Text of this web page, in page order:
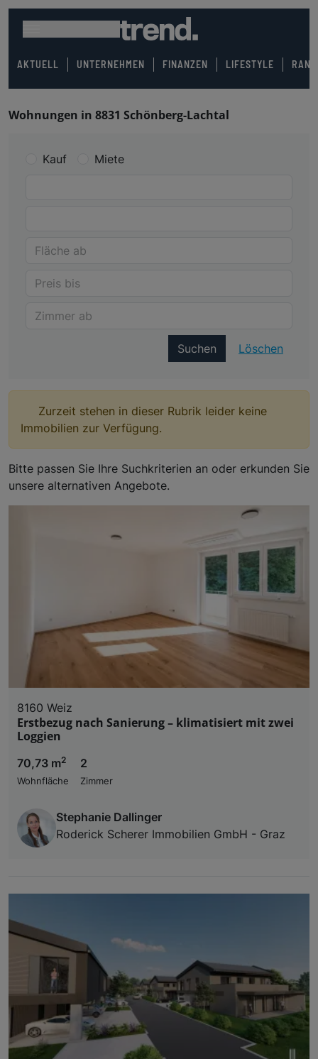
AKTUELL UNTERNEHMEN FINANZEN LIFESTYLE
Wohnungen in 8831 Schönberg-Lachtal
Kauf Miete
Suchen Löschen
Zurzeit stehen in dieser Rubrik leider keine
Immobilien zur Verfügung.
Bitte passen Sie Ihre Suchkriterien an oder erkunden Sie
unsere alternativen Angebote.
8160 Weiz
Erstbezug nach Sanierung – klimatisiert mit zwei
Loggien
70,73 m2
Wohnfläche
2
Zimmer
Stephanie Dallinger
Roderick Scherer Immobilien GmbH - Graz